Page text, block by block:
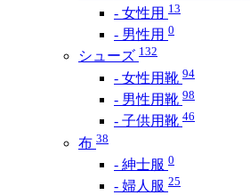
- 女性用 13
- 男性用 0
シューズ 132
- 女性用靴 94
- 男性用靴 98
- 子供用靴 46
布 38
- 紳士服 0
- 婦人服 25